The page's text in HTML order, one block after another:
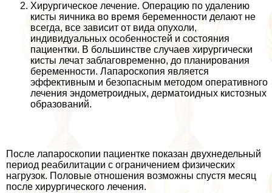
Хирургическое лечение. Операцию по удалению
кисты яичника во время беременности делают не
всегда, все зависит от вида опухоли,
индивидуальных особенностей и состояния
пациентки. В большинстве случаев хирургически
кисты лечат заблаговременно, до планирования
беременности. Лапароскопия является
эффективным и безопасным методом оперативного
лечения эндометроидных, дерматоидных кистозных
образований.
После лапароскопии пациентке показан двухнедельный
период реабилитации с ограничением физических
нагрузок. Половые отношения возможны спустя месяц
после хирургического лечения.